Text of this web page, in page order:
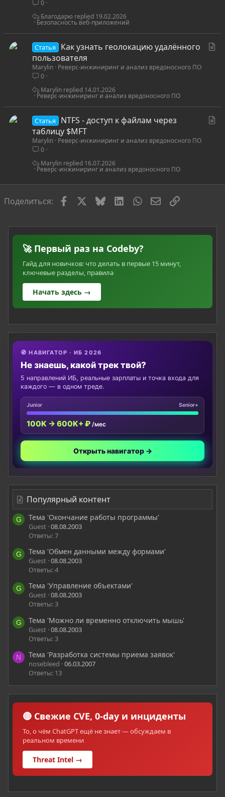
0
Безопасность веб-приложений
19.02.2026
Благодарю
Статья
Как узнать геолокацию удалённого
пользователя
Marylin Реверс-инжиниринг и анализ вредоносного ПО
0
Реверс-инжиниринг и анализ вредоносного ПО
14.01.2026
Marylin
Статья
NTFS - доступ к файлам через
таблицу $MFT
Marylin Реверс-инжиниринг и анализ вредоносного ПО
0
Реверс-инжиниринг и анализ вредоносного ПО
16.07.2026
Marylin
Поделиться: FacebookBlueskyLinkedInWhatsAppЭлектронная
Ссылка
🚀 Первый раз на Codeby?
Гайд для новичков: что делать в первые 15 минут,
ключевые разделы, правила
Начать здесь →
🧭 НАВИГАТОР · ИБ 2026
Не знаешь, какой трек твой?
5 направлений ИБ, реальные зарплаты и точка входа для
каждого — в одном треде.
Junior Senior+
100K → 600K+ ₽ /мес
Открыть навигатор →
Популярный контент
G Тема 'Окончание работы программы'
Guest 08.08.2003
Ответы: 7
G Тема 'Обмен данными между формами'
Guest 08.08.2003
Ответы: 4
G Тема 'Управление объектами'
Guest 08.08.2003
Ответы: 3
G Тема 'Можно ли временно отключить мышь'
Guest 08.08.2003
Ответы: 3
N Тема 'Разработка системы приема заявок'
nosebleed 06.03.2007
Ответы: 13
🔴 Свежие CVE, 0-day и инциденты
То, о чём ChatGPT ещё не знает — обсуждаем в
реальном времени
Threat Intel →